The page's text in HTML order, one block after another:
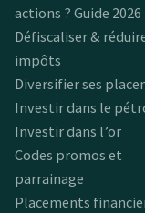
actions ? Guide 2026
Défiscaliser &
impôts
Diversifier ses
Investir dans le
Investir dans l’or
Codes promos et
parrainage
Placements